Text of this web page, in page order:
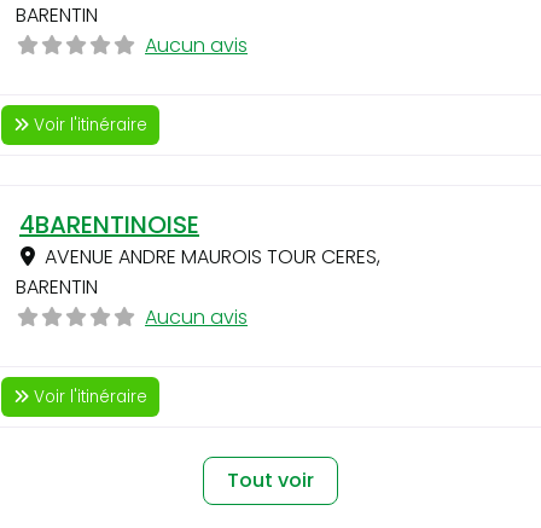
BARENTIN
Aucun avis
Voir l'itinéraire
4BARENTINOISE
AVENUE ANDRE MAUROIS TOUR CERES,
BARENTIN
Aucun avis
Voir l'itinéraire
Tout voir